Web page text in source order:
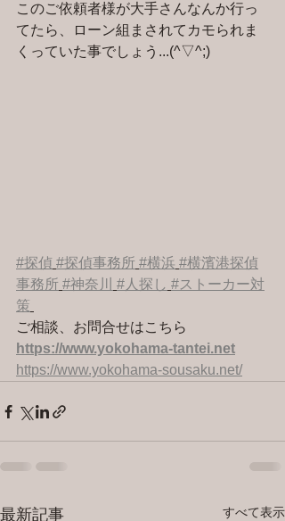
このご依頼者様が大手さんなんか行っ
てたら、ローン組まされてカモられま
くっていた事でしょう...(^▽^;)
#探偵 #探偵事務所 #横浜 #横濱港探偵
事務所 #神奈川 #人探し #ストーカー対
策
ご相談、お問合せはこちら
https://www.yokohama-tantei.net
https://www.yokohama-sousaku.net/
最新記事 すべて表示